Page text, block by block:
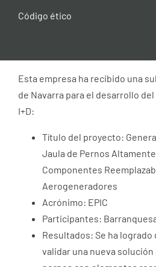
Código ético
Esta empresa ha recibido una
de Navarra para el desarrollo
I+D:
Título del proyecto:
Jaula de Pernos
Componentes
Aerogeneradores
Acrónimo: EPIC
Participantes:
Resultados: Se ha
validar una nueva solución